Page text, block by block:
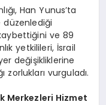
Han Yunus’ta
düzenlediği
ve 89
yetkilileri, İsrail
değişikliklerine
zorlukları vurguladı.
Merkezleri Hizmet